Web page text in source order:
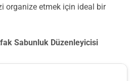
organize etmek için ideal bir
Sabunluk Düzenleyicisi